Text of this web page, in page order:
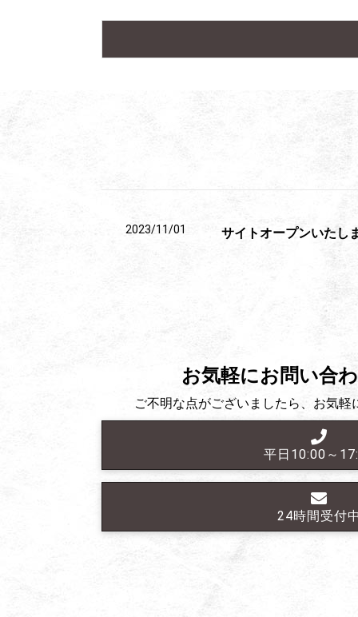
2023/11/01 サイトオープンいたし
お気軽にお問い合
ご不明な点がございましたら、 お気軽
平日10:00～
24時間受付